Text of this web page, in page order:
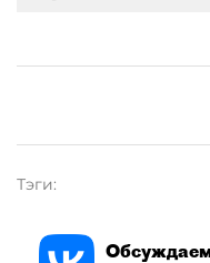
Тэги:
Обсуждаем